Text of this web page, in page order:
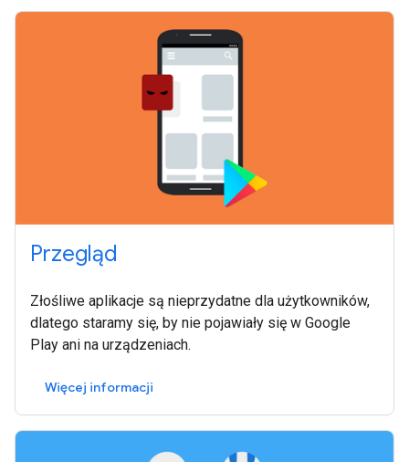
Przegląd
Złośliwe aplikacje są nieprzydatne dla użytkowników,
dlatego staramy się, by nie pojawiały się w Google
Play ani na urządzeniach.
Więcej informacji